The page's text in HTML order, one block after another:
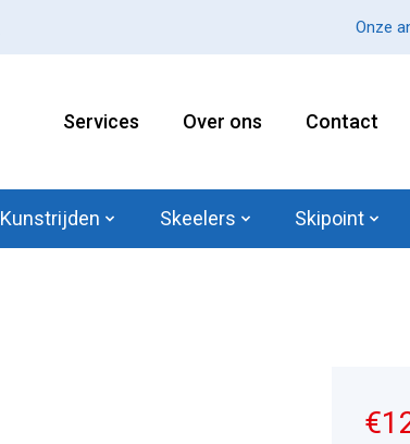
Onze
Services Over ons Contact
Kunstrijden Skeelers Skipoint